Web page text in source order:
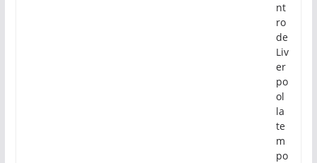
nt
ro
de
Liv
er
po
ol
la
te
m
po